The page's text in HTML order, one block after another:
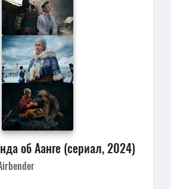
об Аанге (сериал, 2024)